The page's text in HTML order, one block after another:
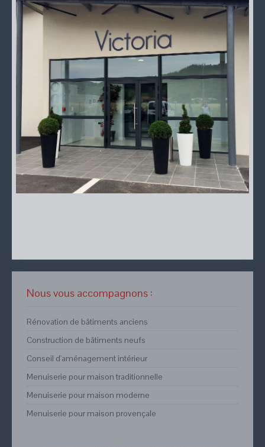
Nous vous accompagnons :
Rénovation de bâtiments anciens
Construction de bâtiments neufs
Conseil d'aménagement intérieur
Menuiserie pour maison traditionnelle
Menuiserie pour maison moderne
Menuiserie pour maison provençale